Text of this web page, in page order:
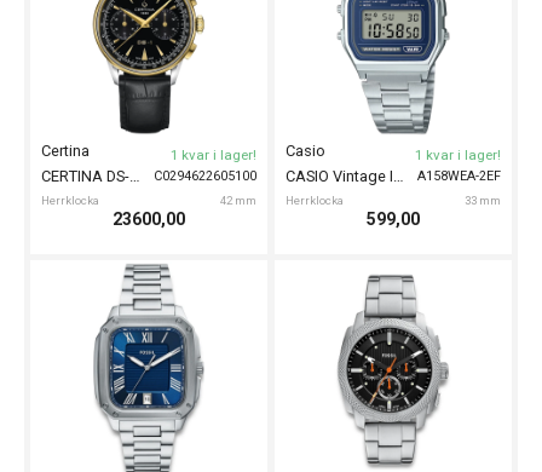
C0294622605100
Certina
Herrklocka 42 mm
CERTINA DS-1 Chrono Auto 42mm
1 kvar i lager!
23600,00
A158WEA-2EF
Casio
Herrklocka 33 mm
1 kvar i lager!
599,00